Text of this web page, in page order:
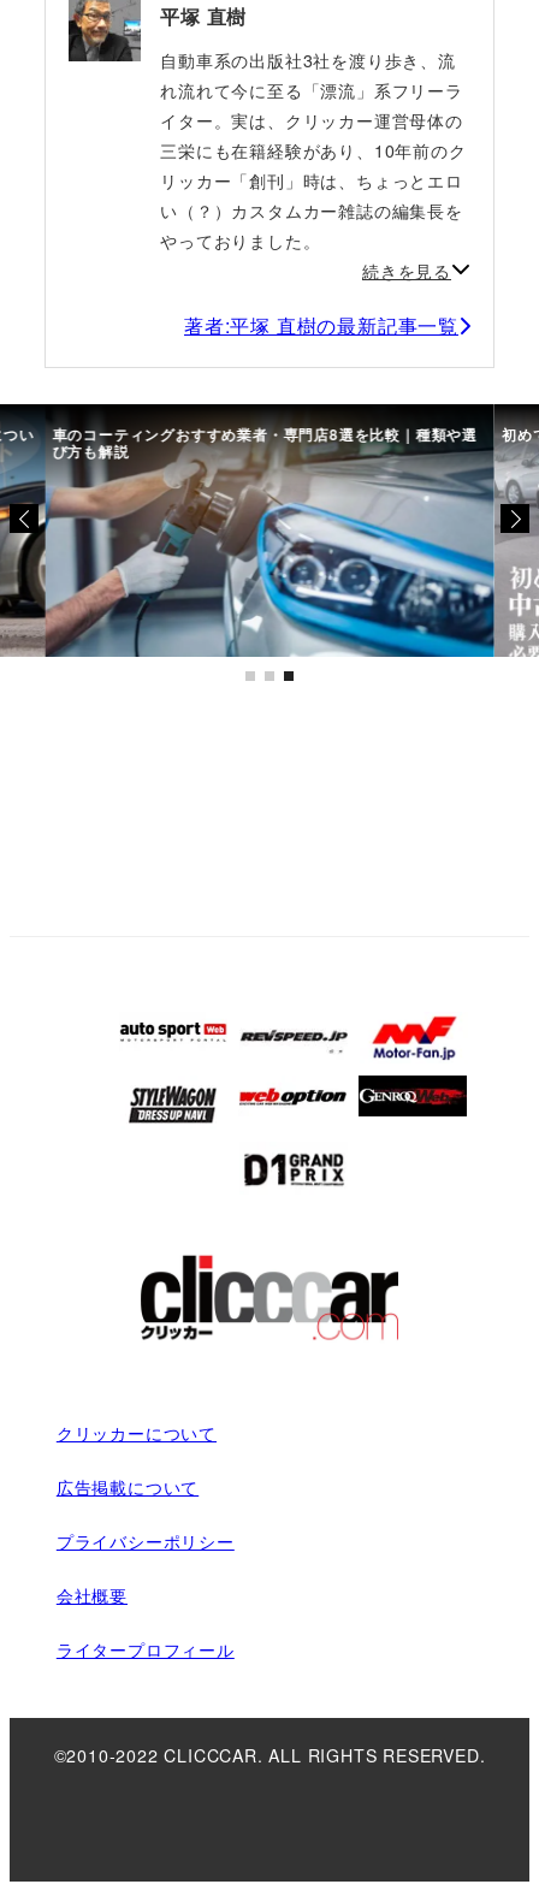
平塚 直樹
自動車系の出版社3社を渡り歩き、流
れ流れて今に至る「漂流」系フリーラ
イター。実は、クリッカー運営母体の
三栄にも在籍経験があり、10年前のク
リッカー「創刊」時は、ちょっとエロ
い（？）カスタムカー雑誌の編集長を
やっておりました。
続きを見る
著者:平塚 直樹の最新記事一覧
い 車のコーティングおすすめ業者・専門店8選を比較｜種類や選
び方も解説
初め
クリッカーについて
広告掲載について
プライバシーポリシー
会社概要
ライタープロフィール
©2010-2022 CLICCCAR. ALL RIGHTS RESERVED.